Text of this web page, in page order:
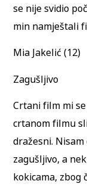
se nije svidio
min namještali
Mia Jakelić (12)
Zagušljivo
Crtani film mi
crtanom filmu
dražesni.
zagušljivo, a
kokicama, zbog